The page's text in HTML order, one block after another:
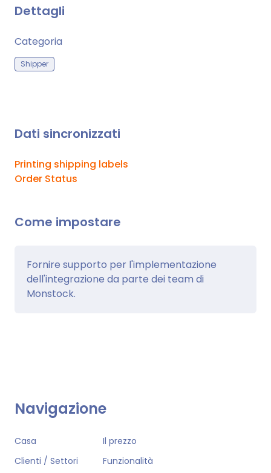
Dettagli
Categoria
Shipper
Dati sincronizzati
Printing shipping labels
Order Status
Come impostare
Fornire supporto per l'implementazione
dell'integrazione da parte dei team di
Monstock.
Navigazione
Casa
Il prezzo
Clienti / Settori
Funzionalità